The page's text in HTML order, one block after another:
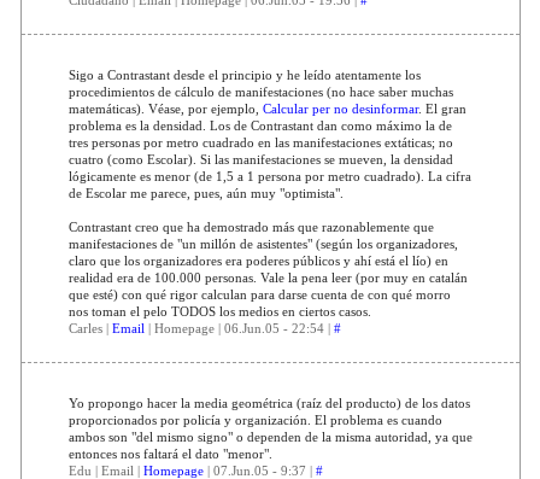
Sigo a Contrastant desde el principio y he leído atentamente los
procedimientos de cálculo de manifestaciones (no hace saber muchas
matemáticas). Véase, por ejemplo, Calcular per no desinformar. El gran
problema es la densidad. Los de Contrastant dan como máximo la de
tres personas por metro cuadrado en las manifestaciones extáticas; no
cuatro (como Escolar). Si las manifestaciones se mueven, la densidad
lógicamente es menor (de 1,5 a 1 persona por metro cuadrado). La cifra
de Escolar me parece, pues, aún muy "optimista".
Contrastant creo que ha demostrado más que razonablemente que
manifestaciones de "un millón de asistentes" (según los organizadores,
claro que los organizadores era poderes públicos y ahí está el lío) en
realidad era de 100.000 personas. Vale la pena leer (por muy en catalán
que esté) con qué rigor calculan para darse cuenta de con qué morro
nos toman el pelo TODOS los medios en ciertos casos.
Carles | Email | Homepage | 06.Jun.05 - 22:54 | #
Yo propongo hacer la media geométrica (raíz del producto) de los datos
proporcionados por policía y organización. El problema es cuando
ambos son "del mismo signo" o dependen de la misma autoridad, ya que
entonces nos faltará el dato "menor".
Edu | Email | Homepage| 07.Jun.05 - 9:37 | #